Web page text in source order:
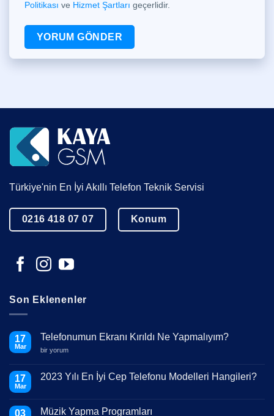
Politikası ve Hizmet Şartları geçerlidir.
Türkiye'nin En İyi Akıllı Telefon Teknik Servisi
0216 418 07 07 Konum
Son Eklenenler
17
Mar
Telefonumun Ekranı Kırıldı Ne Yapmalıyım?
Telefonumun
Ne
Yapmalıyım?
bir yorum
17
Mar
2023 Yılı En İyi Cep Telefonu Modelleri Hangileri?
Yılı
03 Müzik Yapma Programları